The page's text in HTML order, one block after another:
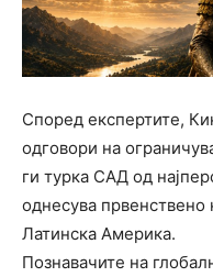
Според експертите,
одговори на
ги турка САД од
однесува првенствено
Латинска Америка.
Познавачите на